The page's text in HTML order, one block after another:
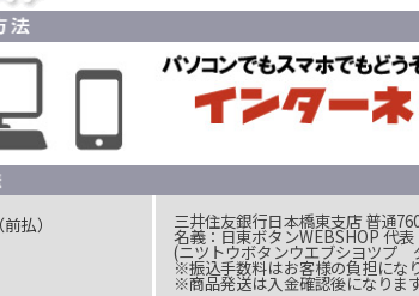
払） 三井住友銀行日本橋東支店 普通
名義：日東ボタンWEBSHOP 代
(ニツトウボタンウエブシヨツ
※振込手数料はお客様の負担にな
※商品発送は入金確認後になりま